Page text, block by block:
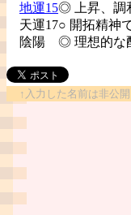
地運15◎ 上昇、調
天運17○ 開拓精神
陰陽 ◎ 理想的な
↑入力した名前は非公